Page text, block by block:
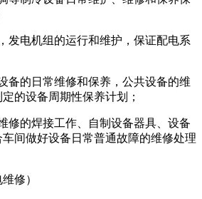
发电机组的运行和维护，保证配电系
备的日常维修和保养，公共设备的维
的设备周期性保养计划；
修的焊接工作、自制设备器具、设备
间做好设备日常普通故障的维修处理
修）